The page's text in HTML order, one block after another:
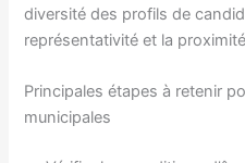
diversité des profils de
représentativité et la
Principales étapes à retenir
municipales